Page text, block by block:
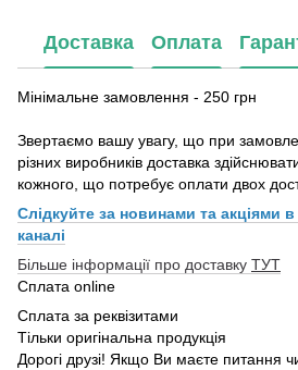
Доставка Оплата
Мінімальне замовлення - 250 грн
Звертаємо вашу увагу, що при
різних виробників доставка
кожного, що потребує оплати двох
Слідкуйте за новинами та акціями
каналі
Більше інформації про доставку ТУТ
Сплата online
Сплата за реквізитами
Тільки оригінальна продукція
Дорогі друзі! Якщо Ви маєте питання